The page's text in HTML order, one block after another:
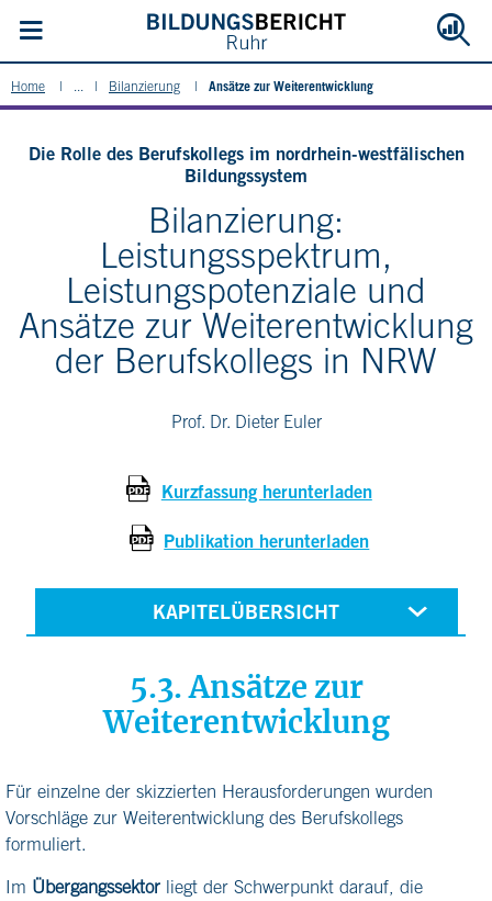
Home ... Bilanzierung Ansätze zur Weiterentwicklung
Die Rolle des Berufskollegs im nordrhein-westfälischen
Bildungssystem
Bilanzierung:
Leistungsspektrum,
Leistungspotenziale und
Ansätze zur Weiterentwicklung
der Berufskollegs in NRW
Prof. Dr. Dieter Euler
Kurzfassung herunterladen
Publikation herunterladen
KAPITELÜBERSICHT
5.3. Ansätze zur
Weiterentwicklung
Für einzelne der skizzierten Herausforderungen wurden
Vorschläge zur Weiterentwicklung des Berufskollegs
formuliert.
Im Übergangssektor liegt der Schwerpunkt darauf, die